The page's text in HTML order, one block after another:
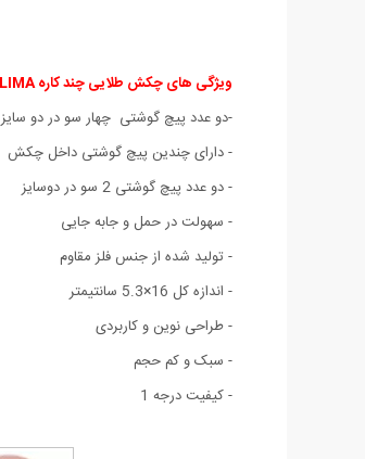
ویژگی های چکش طلایی چند کاره LIMA
-دو عدد پیچ گوشتی چهار سو در دو سایز
- دارای چندین پیچ گوشتی داخل چکش
- دو عدد پیچ گوشتی 2 سو در دوسایز
- سهولت در حمل و جابه جایی
- تولید شده از جنس فلز مقاوم
- اندازه کل 16×5.3 سانتیمتر
- طراحی نوین و کاربردی
- سبک و کم حجم
- کیفیت درجه 1